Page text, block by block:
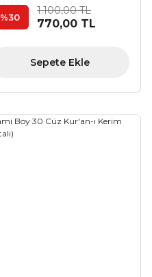
%30
1.100,00 TL
770,00 TL
Sepete Ekle